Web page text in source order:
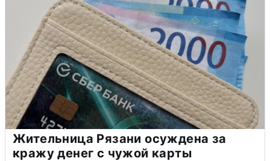
Жительница Рязани осуждена за
кражу денег с чужой карты